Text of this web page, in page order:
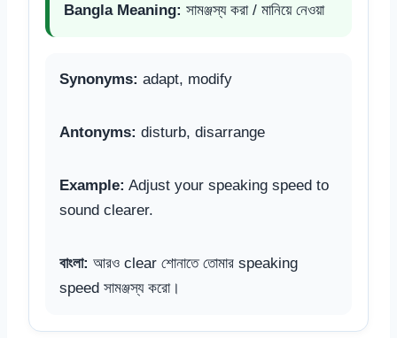
Bangla Meaning: সামঞ্জস্য করা / মানিয়ে নেওয়া
Synonyms: adapt, modify
Antonyms: disturb, disarrange
Example: Adjust your speaking speed to
sound clearer.
বাংলা: আরও clear শোনাতে তোমার speaking
speed সামঞ্জস্য করো।